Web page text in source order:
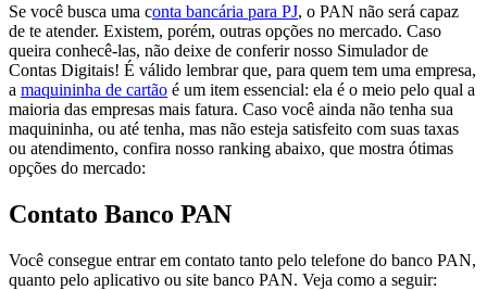
Se você busca uma conta bancária para PJ, o PAN não será capaz
de te atender. Existem, porém, outras opções no mercado. Caso
queira conhecê-las, não deixe de conferir nosso Simulador de
Contas Digitais! É válido lembrar que, para quem tem uma empresa,
a maquininha de cartão é um item essencial: ela é o meio pelo qual a
maioria das empresas mais fatura. Caso você ainda não tenha sua
maquininha, ou até tenha, mas não esteja satisfeito com suas taxas
ou atendimento, confira nosso ranking abaixo, que mostra ótimas
opções do mercado:
Contato Banco PAN
Você consegue entrar em contato tanto pelo telefone do banco PAN,
quanto pelo aplicativo ou site banco PAN. Veja como a seguir: